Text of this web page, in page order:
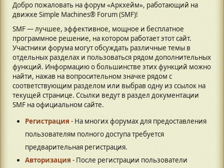
Добро пожаловать на форум «Аркхейм», работающий на
движке Simple Machines® Forum (SMF)!
SMF — лучшее, эффективное, мощное и бесплатное
программное решение, на котором работает этот сайт.
Участники форума могут обсуждать различные темы в
отдельных разделах и пользоваться рядом дополнительных
функций. Информацию о большинстве этих функций можно
найти, нажав на вопросительном значке рядом с
соответствующим разделом или выбрав одну из ссылок на
текущей странице. Ссылки ведут в раздел документации
SMF на официальном сайте.
Регистрация - На многих форумах для предоставления
пользователям полного доступа требуется
предварительная регистрация.
Авторизация - После регистрации пользователи